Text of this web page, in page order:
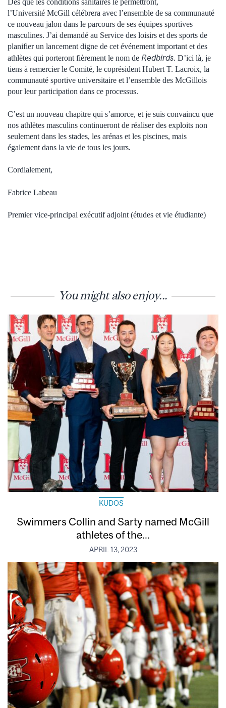
Dès que les conditions sanitaires le permettront,
l’Université McGill célébrera avec l’ensemble de sa communauté
ce nouveau jalon dans le parcours de ses équipes sportives
masculines. J’ai demandé au Service des loisirs et des sports de
planifier un lancement digne de cet événement important et des
athlètes qui porteront fièrement le nom de Redbirds. D’ici là, je
tiens à remercier le Comité, le coprésident Hubert T. Lacroix, la
communauté sportive universitaire et l’ensemble des McGillois
pour leur participation dans ce processus.
C’est un nouveau chapitre qui s’amorce, et je suis convaincu que
nos athlètes masculins continueront de réaliser des exploits non
seulement dans les stades, les arénas et les piscines, mais
également dans la vie de tous les jours.
Cordialement,
Fabrice Labeau
Premier vice-principal exécutif adjoint (études et vie étudiante)
You might also enjoy...
KUDOS
Swimmers Collin and Sarty named McGill
athletes of the...
APRIL 13, 2023